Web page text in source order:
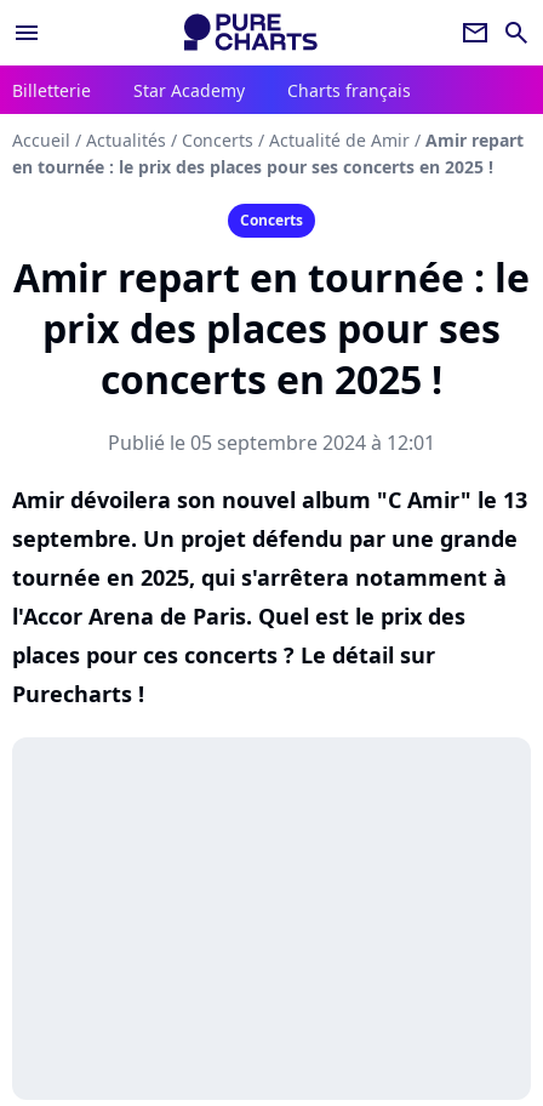
menu newsletter search
Billetterie Star Academy Charts français
Accueil / Actualités / Concerts / Actualité de Amir / Amir repart
en tournée : le prix des places pour ses concerts en 2025 !
Concerts
Amir repart en tournée : le
prix des places pour ses
concerts en 2025 !
Publié le 05 septembre 2024 à 12:01
Amir dévoilera son nouvel album "C Amir" le 13
septembre. Un projet défendu par une grande
tournée en 2025, qui s'arrêtera notamment à
l'Accor Arena de Paris. Quel est le prix des
places pour ces concerts ? Le détail sur
Purecharts !